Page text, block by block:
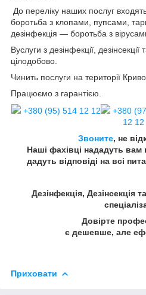
До переліку наших послуг
боротьба з клопами, пупсами,
дезінфекція — боротьба з
Вуслуги з дезінфекції,
цілодобово.
Чинить послуги на території
Працюємо з гарантією.
+380 (95) 514 12 12
+380
12 12
Звоните, не
Наші фахівці нададуть вам
дадуть відповіді на всі
Дезінфекція, Дезінсекція
Довірте
є дешевше, але
Приховати